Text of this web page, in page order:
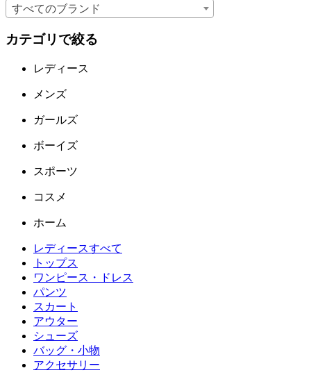
すべてのブランド
カテゴリで絞る
レディース
メンズ
ガールズ
ボーイズ
スポーツ
コスメ
ホーム
レディースすべて
トップス
ワンピース・ドレス
パンツ
スカート
アウター
シューズ
バッグ・小物
アクセサリー